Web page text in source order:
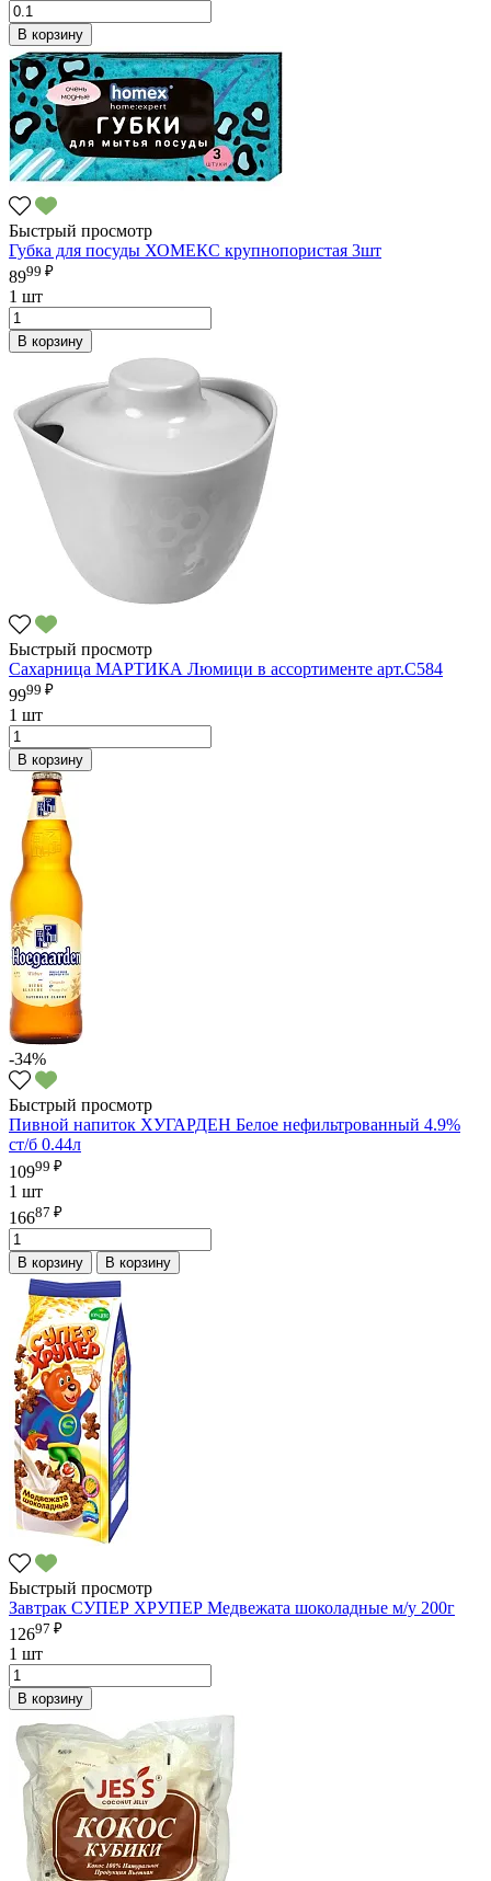
В корзину
Быстрый просмотр
Губка для посуды ХОМЕКС крупнопористая 3шт
8999 ₽
1 шт
В корзину
Быстрый просмотр
Сахарница МАРТИКА Люмици в ассортименте арт.С584
9999 ₽
1 шт
В корзину
-34%
Быстрый просмотр
Пивной напиток ХУГАРДЕН Белое нефильтрованный 4.9%
ст/б 0.44л
10999 ₽
1 шт
16687 ₽
В корзину В корзину
Быстрый просмотр
Завтрак СУПЕР ХРУПЕР Медвежата шоколадные м/у 200г
12697 ₽
1 шт
В корзину